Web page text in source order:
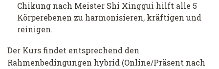
Chikung nach Meister Shi Xinggui hilft alle 5
Körperebenen zu harmonisieren, kräftigen und
reinigen.
Der Kurs findet entsprechend den
Rahmenbedingungen hybrid (Online/Präsent nach